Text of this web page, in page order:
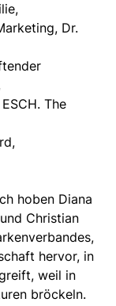
Dr.
The
hoben Diana
Christian
hervor, in
weil in
bröckeln.